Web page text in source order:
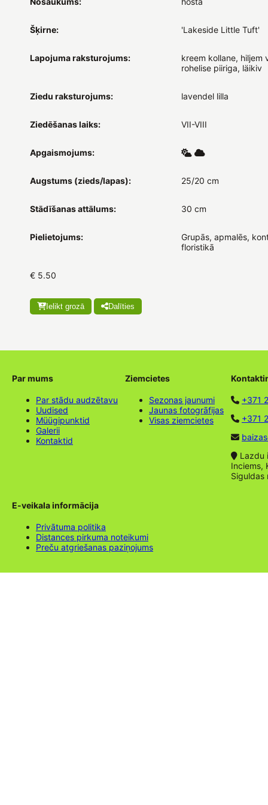
Šķirne: 'Lakeside Little Tuft'
Lapojuma raksturojums:
kreem kollane, hiljem
rohelise piiriga, läikiv
Ziedu raksturojums: lavendel lilla
Ziedēšanas laiks: VII-VIII
Apgaismojums:
Augstums (zieds/lapas): 25/20 cm
Stādīšanas attālums: 30 cm
Pielietojums:
Grupās, apmalēs,
floristikā
€ 5.50
Ielikt grozā Dalīties
Par mums
Par stādu audzētavu
Uudised
Müügipunktid
Galerii
Kontaktid
Ziemcietes
Sezonas jaunumi
Jaunas fotogrāfijas
Visas ziemcietes
+371
+371
Lazdu
Inciems,
Siguldas
E-veikala informācija
Privātuma politika
Distances pirkuma noteikumi
Preču atgriešanas paziņojums